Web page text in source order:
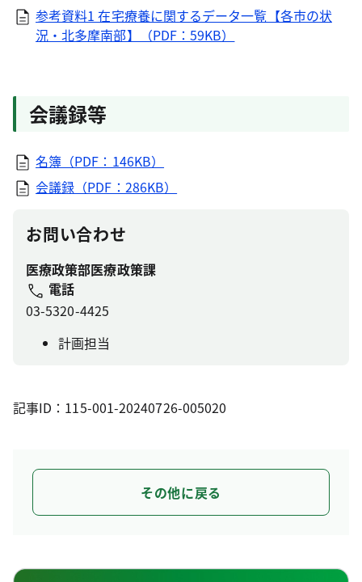
参考資料1 在宅療養に関するデータ一覧【各市の状
況・北多摩南部】（PDF：59KB）
会議録等
名簿（PDF：146KB）
会議録（PDF：286KB）
お問い合わせ
医療政策部医療政策課
電話
03-5320-4425
計画担当
記事ID：115-001-20240726-005020
その他に戻る